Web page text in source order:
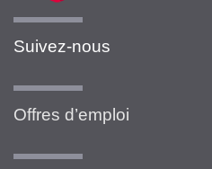
Suivez-nous
Offres d’emploi